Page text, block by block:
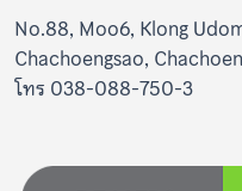
No.88, Moo6, Klong
Chachoengsao,
โทร 038-088-750-3